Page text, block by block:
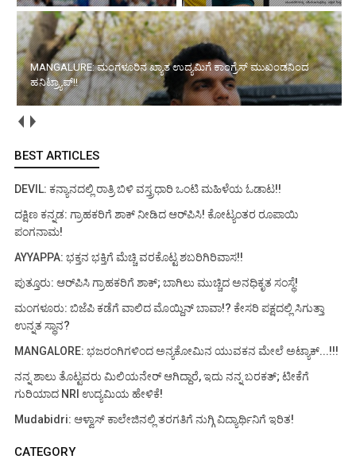
MANGALURE: ಮಂಗಳೂರಿನ ಖ್ಯಾತ ಉದ್ಯಮಿಗೆ ಕಾಂಗ್ರೆಸ್ ಮುಖಂಡನಿಂದ
ಹನಿಟ್ರ್ಯಾಪ್!!
BEST ARTICLES
DEVIL: ಕನ್ಯಾನದಲ್ಲಿ ರಾತ್ರಿ ಬಿಳಿ ವಸ್ತ್ರಧಾರಿ ಒಂಟಿ ಮಹಿಳೆಯ ಓಡಾಟ!!
ದಕ್ಷಿಣ ಕನ್ನಡ: ಗ್ರಾಹಕರಿಗೆ ಶಾಕ್ ನೀಡಿದ ಆರ್‌ಪಿಸಿ! ಕೋಟ್ಯಂತರ ರೂಪಾಯಿ
ಪಂಗನಾಮ!
AYYAPPA: ಭಕ್ತನ ಭಕ್ತಿಗೆ ಮೆಚ್ಚಿ ವರಕೊಟ್ಟ ಶಬರಿಗಿರಿವಾಸ!!
ಪುತ್ತೂರು: ಆರ್‌ಪಿಸಿ ಗ್ರಾಹಕರಿಗೆ ಶಾಕ್; ಬಾಗಿಲು ಮುಚ್ಚಿದ ಅನಧಿಕೃತ ಸಂಸ್ಥೆ!
ಮಂಗಳೂರು: ಬಿಜೆಪಿ ಕಡೆಗೆ ವಾಲಿದ ಮೊಯ್ದಿನ್ ಬಾವಾ!? ಕೇಸರಿ ಪಕ್ಷದಲ್ಲಿ ಸಿಗುತ್ತಾ
ಉನ್ನತ ಸ್ಥಾನ?
MANGALORE: ಭಜರಂಗಿಗಳಿಂದ ಅನ್ಯಕೋಮಿನ ಯುವಕನ ಮೇಲೆ ಅಟ್ಯಾಕ್...!!!
ನನ್ನ ಶಾಲು ತೊಟ್ಟವರು ಮಿಲಿಯನೇರ್ ಆಗಿದ್ದಾರೆ, ಇದು ನನ್ನ ಬರಕತ್; ಟೀಕೆಗೆ
ಗುರಿಯಾದ NRI ಉದ್ಯಮಿಯ ಹೇಳಿಕೆ!
Mudabidri: ಆಳ್ವಾಸ್ ಕಾಲೇಜಿನಲ್ಲಿ ತರಗತಿಗೆ ನುಗ್ಗಿ ವಿದ್ಯಾರ್ಥಿನಿಗೆ ಇರಿತ!
CATEGORY